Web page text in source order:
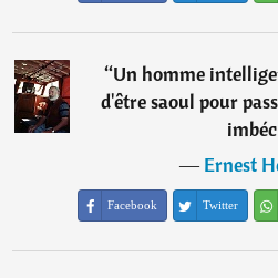
“Un homme
d'être saoul pour
―Ernest
Facebook Twitter